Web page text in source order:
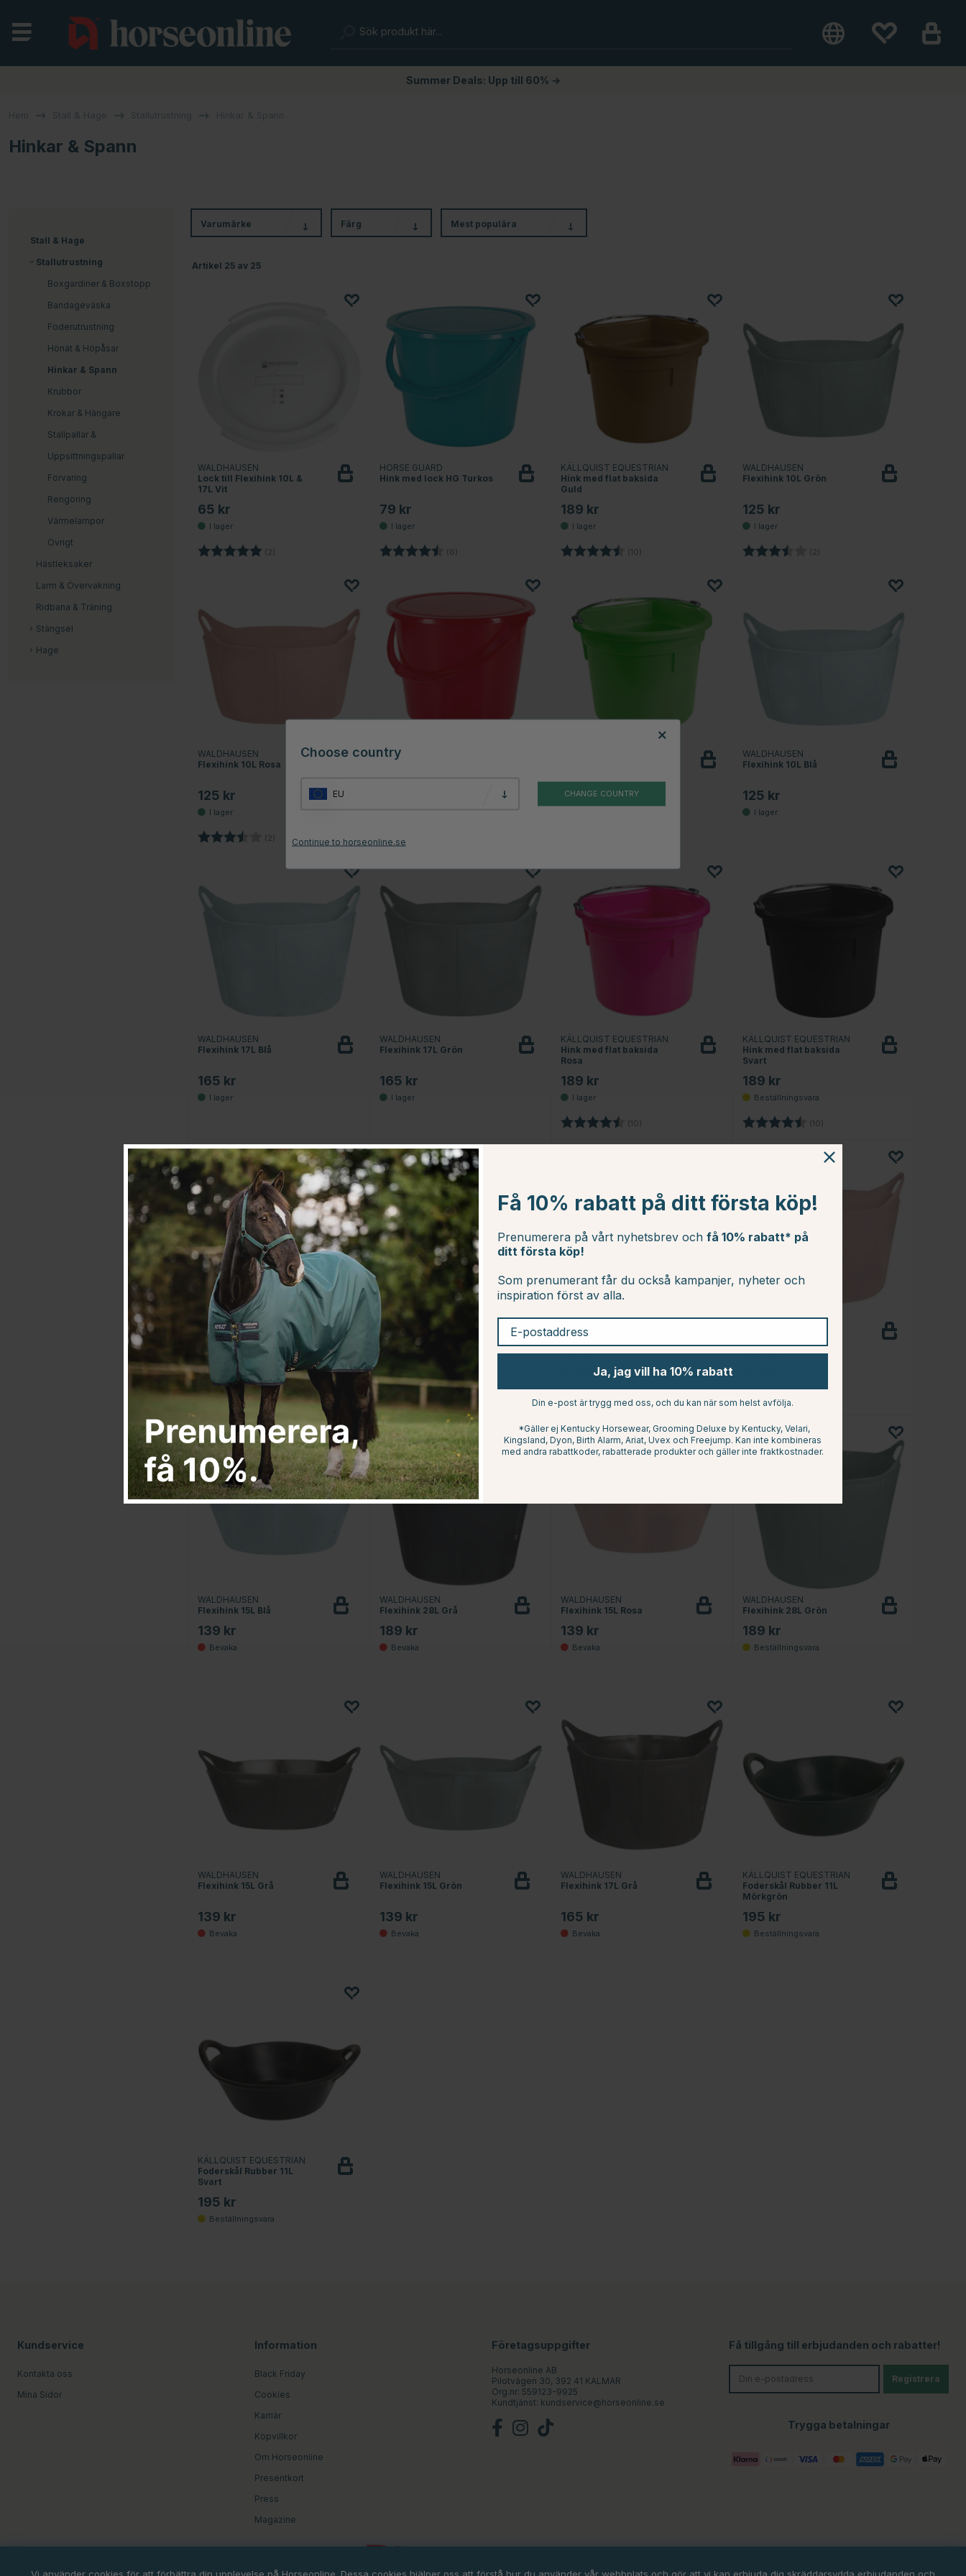
Summer Deals: Upp till 60% →
Hinkar & Spann
Stall & Hage
Stallutrustning
Boxgardiner & Boxstopp
Bandageväska
Foderutrustning
Hönät & Höpåsar
Hinkar & Spann
Krubbor
Krokar & Hängare
Stallpallar &
Uppsittningspallar
Förvaring
Rengöring
Värmelampor
Övrigt
Hästleksaker
Larm & Övervakning
Ridbana & Träning
Stängsel
Hage
Varumärke Färg Mest populära
Artikel 25 av 25
WALDHAUSEN
Lock till Flexihink 10L &
17L Vit
65 kr
Betyg: (2)
HORSE GUARD
Hink med lock HG Turkos
79 kr
Betyg: (6)
KÄLLQUIST EQUESTRIAN
Hink med flat baksida
Guld
189 kr
Betyg: (10)
WALDHAUSEN
Flexihink 10L Grön
125 kr
Betyg: (2)
WALDHAUSEN
Flexihink 10L Rosa
125 kr
Betyg: (2)
HORSE GUARD
189 kr
WALDHAUSEN
Flexihink 10L Blå
125 kr
WALDHAUSEN
Flexihink 17L Blå
165 kr
WALDHAUSEN
Flexihink 17L Grön
165 kr
KÄLLQUIST EQUESTRIAN
Hink med flat baksida
Rosa
189 kr
Betyg: (10)
KÄLLQUIST EQUESTRIAN
Hink med flat baksida
Svart
189 kr
Betyg: (10)
WALDHAUSEN
Flexihink 10L Grå
125 kr
KÄLLQUIST EQUESTRIAN
Hink med flat baksida Blå
189 kr
Hink med lock HG Blå
79 kr
(6)
165 kr
WALDHAUSEN
Flexihink 15L Blå
139 kr
WALDHAUSEN
Flexihink 28L Grå
189 kr
WALDHAUSEN
Flexihink 15L Rosa
139 kr
WALDHAUSEN
Flexihink 28L Grön
189 kr
WALDHAUSEN
Flexihink 15L Grå
139 kr
WALDHAUSEN
Flexihink 15L Grön
139 kr
WALDHAUSEN
Flexihink 17L Grå
165 kr
KÄLLQUIST EQUESTRIAN
Foderskål Rubber 11L
Mörkgrön
195 kr
KÄLLQUIST EQUESTRIAN
Foderskål Rubber 11L
Svart
195 kr
Kundservice
Kontakta oss
Mina Sidor
Information
Black Friday
Cookies
Karriär
Köpvillkor
Om Horseonline
Presentkort
Press
Magazine
Företagsuppgifter
Horseonline AB
Pilotvägen 30, 392 41 KALMAR
Org.nr: 559123-9925
Kundtjänst: kundservice@horseonline.se
Få tillgång till erbjudanden och rabatter!
Registrera
Trygga betalningar
Choose country
EU CHANGE COUNTRY
Continue to horseonline.se
Få 10% rabatt på ditt första köp!
Prenumerera på vårt nyhetsbrev och få 10% rabatt* på
ditt första köp!
Som prenumerant får du också kampanjer, nyheter och
inspiration först av alla.
E-postaddress
Ja, jag vill ha 10% rabatt
Din e-post är trygg med oss, och du kan när som helst avfölja.
*Gäller ej Kentucky Horsewear, Grooming Deluxe by Kentucky, Velari,
Kingsland, Dyon, Birth Alarm, Ariat, Uvex och Freejump. Kan inte kombineras
med andra rabattkoder, rabatterade produkter och gäller inte fraktkostnader.